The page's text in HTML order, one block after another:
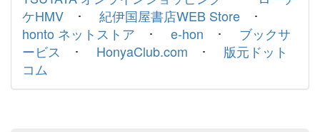
ケHMV ･ 紀伊国屋書店WEB Store ･
honto ネットストア ･ e-hon ･ ブックサ
ービス
･ HonyaClub.com ･ 版元ドット
コム